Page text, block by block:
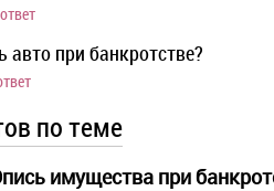
при банкротстве?
по теме
имущества при